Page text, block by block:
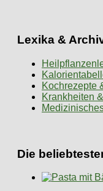
Lexika &
Kochrezepte
Krankheiten
Die